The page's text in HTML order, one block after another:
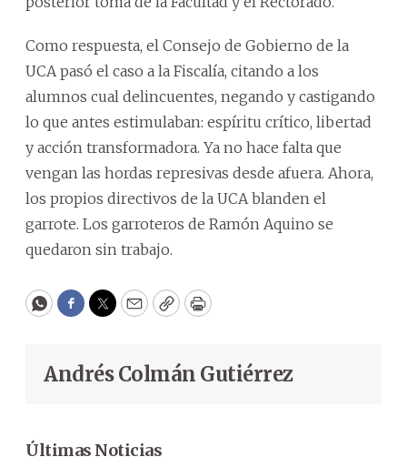
Como respuesta, el Consejo de Gobierno de la
UCA pasó el caso a la Fiscalía, citando a los
alumnos cual delincuentes, negando y castigando
lo que antes estimulaban: espíritu crítico, libertad
y acción transformadora. Ya no hace falta que
vengan las hordas represivas desde afuera. Ahora,
los propios directivos de la UCA blanden el
garrote. Los garroteros de Ramón Aquino se
quedaron sin trabajo.
WhatsApp
Facebook
Twitter
EmailCopyPrint
Andrés Colmán Gutiérrez
Últimas Noticias